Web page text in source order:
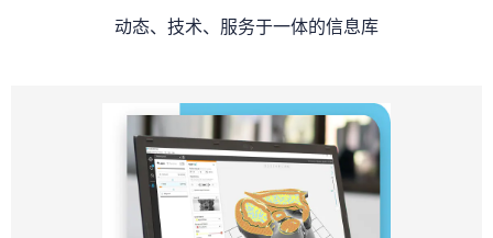
动态、技术、服务于一体的信息库